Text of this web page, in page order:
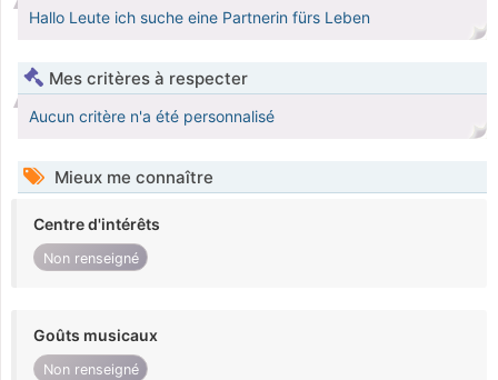
Hallo Leute ich suche eine Partnerin fürs Leben
Mes critères à respecter
Aucun critère n'a été personnalisé
Mieux me connaître
Centre d'intérêts
Non renseigné
Goûts musicaux
Non renseigné